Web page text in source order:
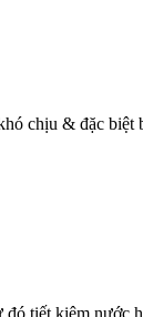
chịu & đặc biệt